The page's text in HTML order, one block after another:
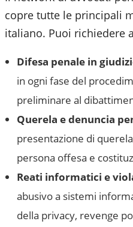
copre tutte le principali
italiano. Puoi richiedere
Difesa penale in
in ogni fase del
preliminare al
Querela e denuncia
presentazione di
persona offesa e
Reati informatici e
abusivo a sistemi
della privacy, revenge